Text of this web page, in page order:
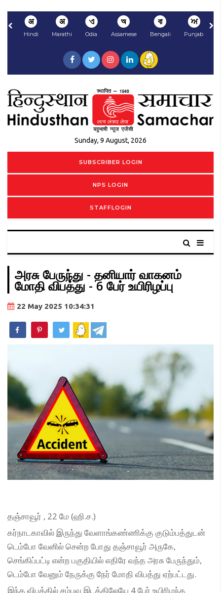
अ
Hindi
अ
Marathi
ଏ
Odia
অ
Assamese
বা
Bengali
ਅ
Punjabi
Sunday, 9 August, 2026
SUBSCRIBER LOGIN
NPS LOGIN
STAFFLOGIN
அரசு பேருந்து - தனியார் வாகனம்
மோதி விபத்து - 6 பேர் உயிரிழப்பு
22 May 2025 10:34:31
தஞ்சாவூர் , 22 மே (ஹி.ச.)
கர்நாடகாவில் இருந்து வேளாங்கண்ணிக்கு குடும்பத்துடன்
டெம்போ வேனில் சென்ற போது தஞ்சாவூர் அருகே,
செங்கிப்பட்டி என்ற பகுதியில் எதிரே வந்த அரசு பேருந்தும்,
டெம்போ வேனும் நேருக்கு நேர் மோதி விபத்து ஏற்பட்டது.
இந்த விபத்தில் சம்பவ இடத்திலேயே 4 பேர் உயிரிழந்த